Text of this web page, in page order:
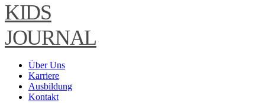
KIDS
JOURNAL
Über Uns
Karriere
Ausbildung
Kontakt